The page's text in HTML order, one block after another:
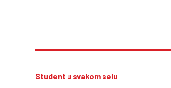
Student u svakom selu